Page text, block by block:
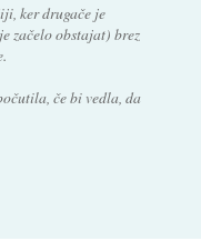
ker drugače je
začelo obstajat) brez
če bi vedla, da